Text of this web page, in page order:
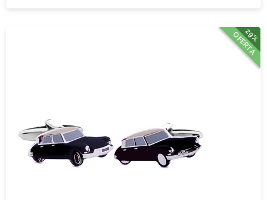
29%
OFERTA